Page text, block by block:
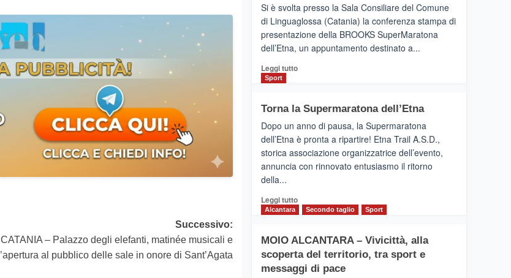
Successivo:
CATANIA – Palazzo degli elefanti, matinée musicali e
l’apertura al pubblico delle sale in onore di Sant’Agata
Al
via
i
collegamenti
Si è svolta presso la Sala Consiliare del Comune
di Linguaglossa (Catania) la conferenza stampa di
presentazione della BROOKS SuperMaratona
dell’Etna, un appuntamento destinato a...
Leggi tuttoLeggi
BROOKS
SuperMaratona
dell’Etna,
presentata
l’edizione
2026
Sport
Torna la Supermaratona dell’Etna
Dopo un anno di pausa, la Supermaratona
dell’Etna è pronta a ripartire! Etna Trail A.S.D.,
storica associazione organizzatrice dell’evento,
annuncia con rinnovato entusiasmo il ritorno
della...
Leggi tuttoLeggi
Torna
la
Supermaratona
Alcantara Secondo taglio Sport
MOIO ALCANTARA – Vivicittà, alla
scoperta del territorio, tra sport e
messaggi di pace